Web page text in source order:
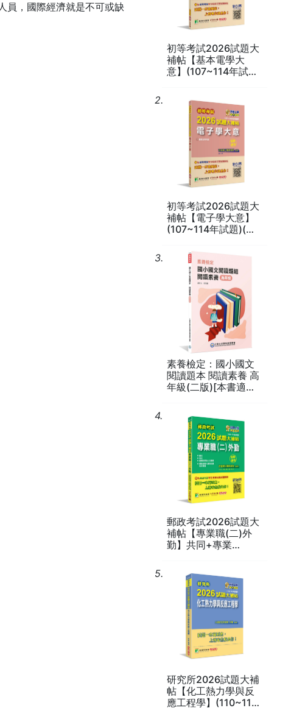
員，國際經濟就是不可或缺
讓讀者能進行反思，加深
正學到精隨、融會貫通。
初等考試2026試題大
補帖【基本電學大
意】(107~114年試題)
2.
初等考試2026試題大
補帖【電子學大意】
(107~114年試題)(測
試](CK4251)
3.
素養檢定：國小國文
閱讀題本 閱讀素養 高
年級(二版)[本書適用
4.
郵政考試2026試題大
補帖【專業職(二)外
勤】共同+專業
+郵政法規大意及交通
安全常識+臺灣自然及
人文地理](CR3202)
5.
研究所2026試題大補
帖【化工熱力學與反
應工程學】(110~114